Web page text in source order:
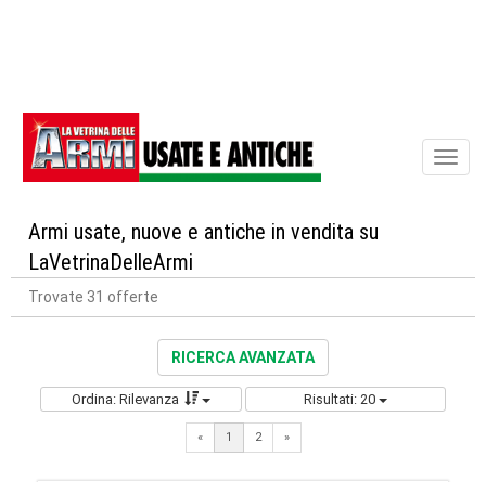
Armi usate, nuove e antiche in vendita su
LaVetrinaDelleArmi
Trovate 31 offerte
RICERCA AVANZATA
Ordina: Rilevanza Risultati: 20
« 1 2 »Next